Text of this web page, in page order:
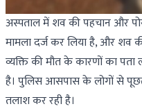
अस्पताल में शव की पहचान और
मामला दर्ज कर लिया है, और शव
व्यक्ति की मौत के कारणों का
है। पुलिस आसपास के लोगों से
तलाश कर रही है।